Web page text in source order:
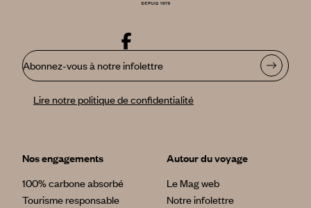
Abonnez-vous à notre infolettre
Lire notre politique de confidentialité
Nos engagements
100% carbone absorbé
Tourisme responsable
Autour du voyage
Le Mag web
Notre infolettre